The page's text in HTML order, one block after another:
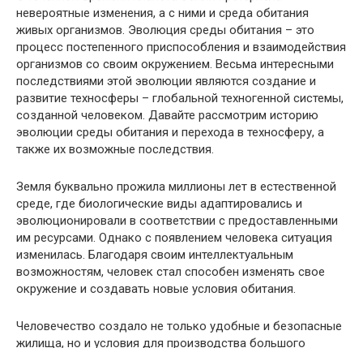
невероятные изменения, а с ними и среда обитания
живых организмов. Эволюция среды обитания – это
процесс постепенного приспособления и взаимодействия
организмов со своим окружением. Весьма интересными
последствиями этой эволюции являются создание и
развитие техносферы – глобальной техногенной системы,
созданной человеком. Давайте рассмотрим историю
эволюции среды обитания и перехода в техносферу, а
также их возможные последствия.
Земля буквально прожила миллионы лет в естественной
среде, где биологические виды адаптировались и
эволюционировали в соответствии с предоставленными
им ресурсами. Однако с появлением человека ситуация
изменилась. Благодаря своим интеллектуальным
возможностям, человек стал способен изменять свое
окружение и создавать новые условия обитания.
Человечество создало не только удобные и безопасные
жилища, но и условия для производства большого